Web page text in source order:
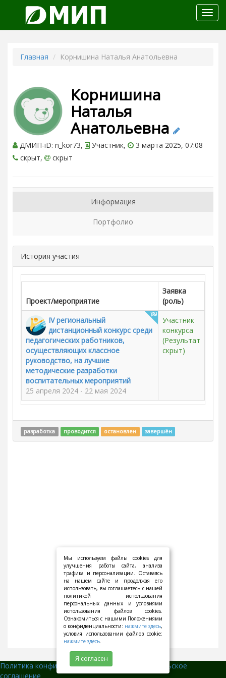
меню
Главная Корнишина Наталья Анатольевна
Корнишина
Наталья
Анатольевна
ДМИП-iD: n_kor73, Участник,
3 марта 2025, 07:08
скрыт,
скрыт
Информация
Портфолио
История участия
Проект/мероприятие
Заявка
(роль)
IV региональный
дистанционный конкурс среди
педагогических работников,
осуществляющих классное
руководство, на лучшие
методические разработки
воспитательных мероприятий
25 апреля 2024 - 22 мая 2024
Участник
конкурса
(Результат
скрыт)
разработка проводится остановлен завершён
Политика конфиденциальности||
Пользовательское
соглашение
Мы используем файлы cookies для
улучшения работы сайта, анализа
трафика и персонализации. Оставаясь
на нашем сайте и продолжая его
использовать, вы соглашаетесь с нашей
политикой использования
персональных данных и условиями
использования файлов cookies.
Ознакомиться с нашими Положениями
о конфиденциальности: нажмите здесь,
условия использовании файлов cookie:
нажмите здесь.
Я согласен